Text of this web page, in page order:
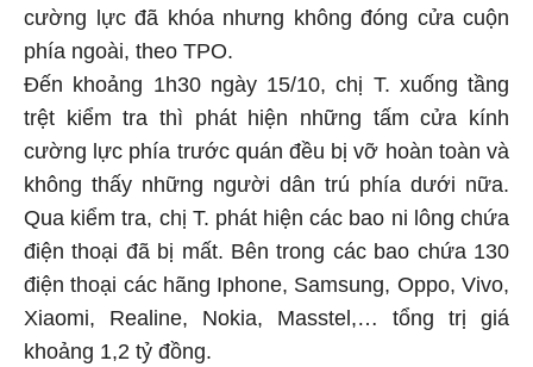
cường lực đã khóa nhưng không đóng cửa cuộn
phía ngoài, theo TPO.
Đến khoảng 1h30 ngày 15/10, chị T. xuống tầng
trệt kiểm tra thì phát hiện những tấm cửa kính
cường lực phía trước quán đều bị vỡ hoàn toàn và
không thấy những người dân trú phía dưới nữa.
Qua kiểm tra, chị T. phát hiện các bao ni lông chứa
điện thoại đã bị mất. Bên trong các bao chứa 130
điện thoại các hãng Iphone, Samsung, Oppo, Vivo,
Xiaomi, Realine, Nokia, Masstel,… tổng trị giá
khoảng 1,2 tỷ đồng.